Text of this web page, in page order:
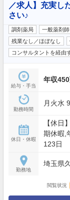
／求人】充実し
さい♪
調剤薬局 一般薬剤師
残業なし／ほぼなし
コンサルタントを経由
給与・手当
年収
勤務時間
月火水
休日・休暇
【休
期休暇,
123日
勤務地
埼玉県
閲覧状況